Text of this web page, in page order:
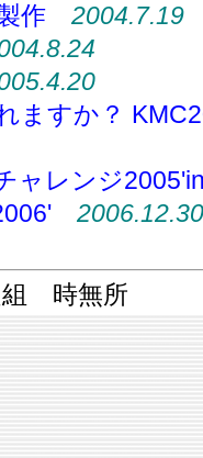
作
2004.7.19
ますか？
ャレンジ
2006.12.30
時無所